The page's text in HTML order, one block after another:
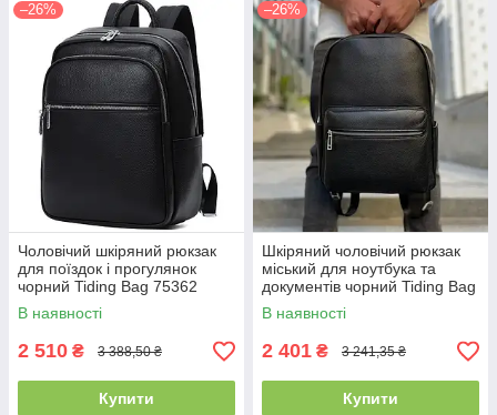
–26%
Чоловічий шкіряний рюкзак
для поїздок і прогулянок
чорний Tiding Bag 75362
В наявності
2 510 ₴ 3 388,50 ₴
Купити
–26%
Шкіряний чоловічий рюкзак
міський для ноутбука та
документів чорний Tiding Bag
20334
В наявності
2 401 ₴ 3 241,35 ₴
Купити